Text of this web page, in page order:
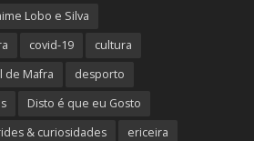
Lobo e Silva
covid-19
cultura
de Mafra
desporto
Disto é que eu Gosto
& curiosidades
ericeira